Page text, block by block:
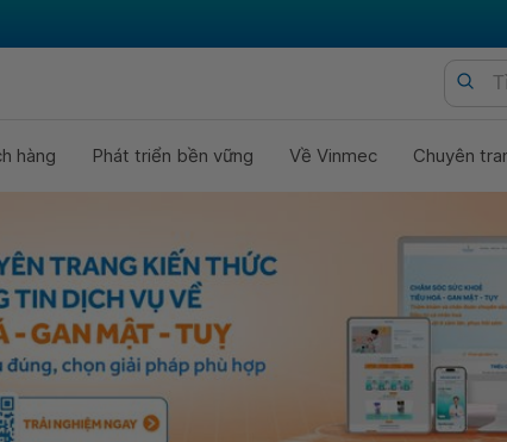
hàng Phát triển bền vững Về Vinmec Chuyên